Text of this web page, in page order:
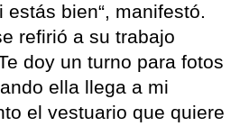
bien“, manifestó.
refirió a su trabajo
doy un turno para fotos
ella llega a mi
el vestuario que quiere